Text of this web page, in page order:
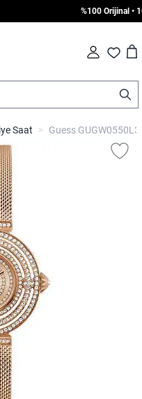
%100 Orijinal •
Fav Cart
Saat > Guess